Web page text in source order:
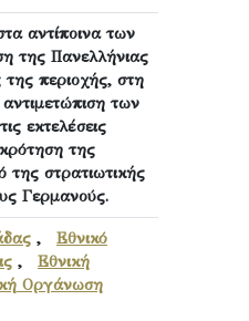
αντίποινα των
της Πανελλήνιας
περιοχής, στη
των
εκτελέσεις
της
της στρατιωτικής
Γερμανούς.
, Εθνικό
, Εθνική
Οργάνωση